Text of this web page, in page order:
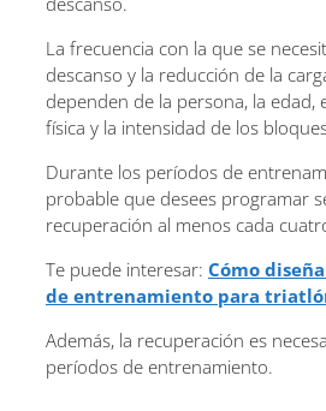
La frecuencia con la que se
descanso y la reducción de la
dependen de la persona, la edad,
física y la intensidad de los
Durante los períodos de
probable que desees programar
recuperación al menos cada
Te puede interesar: Cómo
de entrenamiento para
Además, la recuperación es
períodos de entrenamiento.